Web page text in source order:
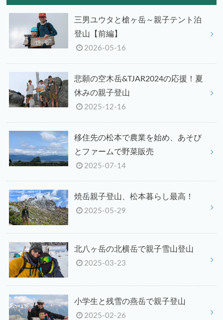
三男ユウタと槍ヶ岳～親子テント泊
登山【前編】
2026-05-16
悲願の空木岳&TJAR2024の応援！夏
休みの親子登山
2025-12-16
移住先の松本で農業を始め、あそび
とファームで野菜販売
2025-07-14
焼岳親子登山、松本暮らし最高！
2025-05-29
北八ヶ岳の北横岳で親子雪山登山
2025-03-23
小学生と残雪の燕岳で親子登山
2025-02-26